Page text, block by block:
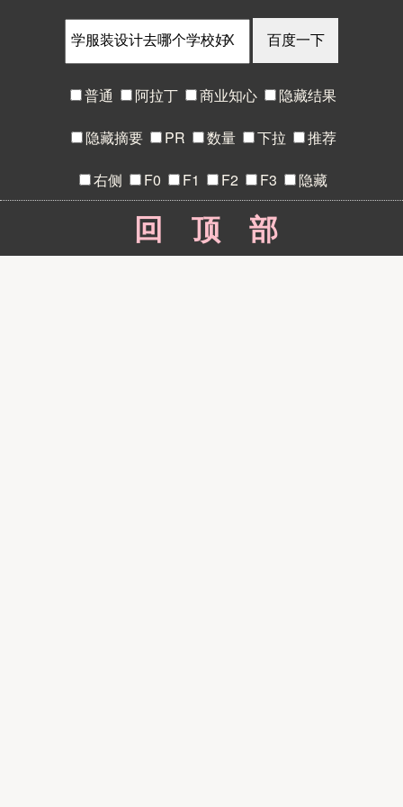
X
普通 阿拉丁 商业知心 隐藏结果
隐藏摘要 PR 数量 下拉 推荐
右侧 F0 F1 F2 F3 隐藏
回顶部